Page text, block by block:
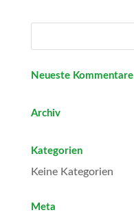
Neueste Kommentare
Archiv
Kategorien
Keine Kategorien
Meta